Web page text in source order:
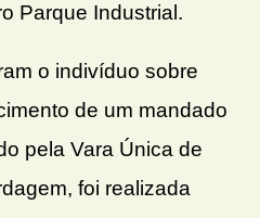
Parque Industrial.
o indivíduo sobre
de um mandado
pela Vara Única de
foi realizada